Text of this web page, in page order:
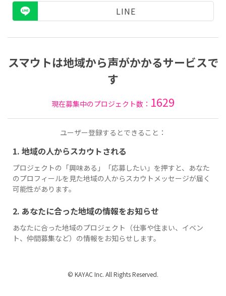
LINE
スマウトは地域から声がかかるサービスで
す
現在募集中のプロジェクト数： 1629
ユーザー登録するとできること：
1. 地域の人からスカウトされる
プロジェクトの「興味ある」「応募したい」を押すと、あなた
のプロフィールを見た地域の人からスカウトメッセージが届く
可能性があります。
2. あなたに合った地域の情報をお知らせ
あなたに合った地域のプロジェクト（仕事や住まい、イベン
ト、仲間募集など）の情報をお知らせします。
© KAYAC Inc. All Rights Reserved.